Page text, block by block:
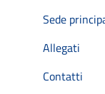
Sede
Allegati
Contatti